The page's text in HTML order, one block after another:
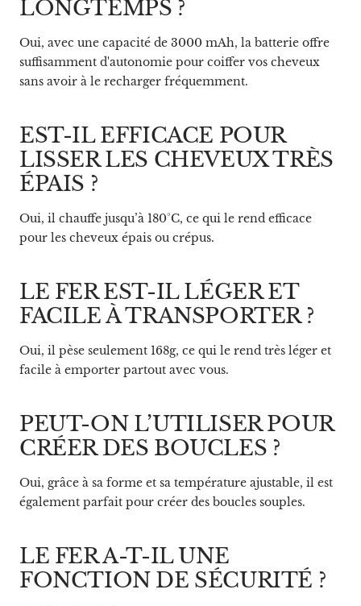
LONGTEMPS ?
Oui, avec une capacité de 3000 mAh, la batterie offre
suffisamment d'autonomie pour coiffer vos cheveux
sans avoir à le recharger fréquemment.
EST-IL EFFICACE POUR
LISSER LES CHEVEUX TRÈS
ÉPAIS ?
Oui, il chauffe jusqu’à 180°C, ce qui le rend efficace
pour les cheveux épais ou crépus.
LE FER EST-IL LÉGER ET
FACILE À TRANSPORTER ?
Oui, il pèse seulement 168g, ce qui le rend très léger et
facile à emporter partout avec vous.
PEUT-ON L’UTILISER POUR
CRÉER DES BOUCLES ?
Oui, grâce à sa forme et sa température ajustable, il est
également parfait pour créer des boucles souples.
LE FER A-T-IL UNE
FONCTION DE SÉCURITÉ ?